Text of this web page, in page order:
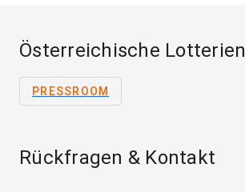
Österreichische Lotterien
PRESSROOM
Rückfragen & Kontakt